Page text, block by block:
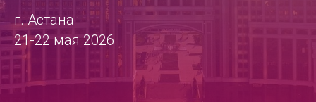
г. Астана
21-22 мая 2026